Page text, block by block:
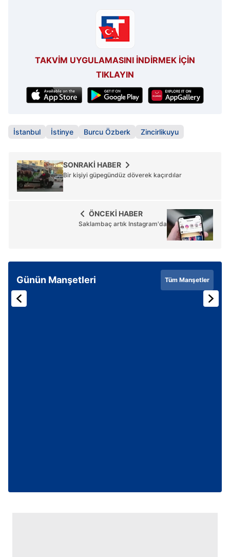
TAKVİM UYGULAMASINI İNDİRMEK İÇİN
TIKLAYIN
İstanbul İstinye Burcu Özberk Zincirlikuyu
SONRAKİ HABER
Bir kişiyi güpegündüz döverek kaçırdılar
ÖNCEKİ HABER
Saklambaç artık Instagram'da
Günün Manşetleri Tüm Manşetler